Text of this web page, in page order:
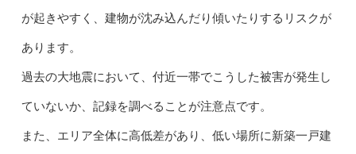
が起きやすく、建物が沈み込んだり傾いたりするリスクが
あります。
過去の大地震において、付近一帯でこうした被害が発生し
ていないか、記録を調べることが注意点です。
また、エリア全体に高低差があり、低い場所に新築一戸建